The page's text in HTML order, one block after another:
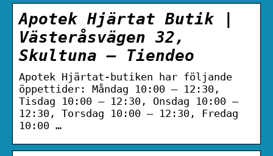
Apotek Hjärtat Butik |
Västeråsvägen 32,
Skultuna – Tiendeo
Apotek Hjärtat-butiken har följande
öppettider: Måndag 10:00 – 12:30,
Tisdag 10:00 – 12:30, Onsdag 10:00 –
12:30, Torsdag 10:00 – 12:30, Fredag
10:00 …